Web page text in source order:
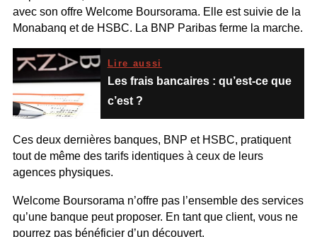
avec son offre Welcome Boursorama. Elle est suivie de la
Monabanq et de HSBC. La BNP Paribas ferme la marche.
Lire aussi
Les frais bancaires : qu’est-ce que
c’est ?
Ces deux dernières banques, BNP et HSBC, pratiquent
tout de même des tarifs identiques à ceux de leurs
agences physiques.
Welcome Boursorama n’offre pas l’ensemble des services
qu’une banque peut proposer. En tant que client, vous ne
pourrez pas bénéficier d’un découvert.